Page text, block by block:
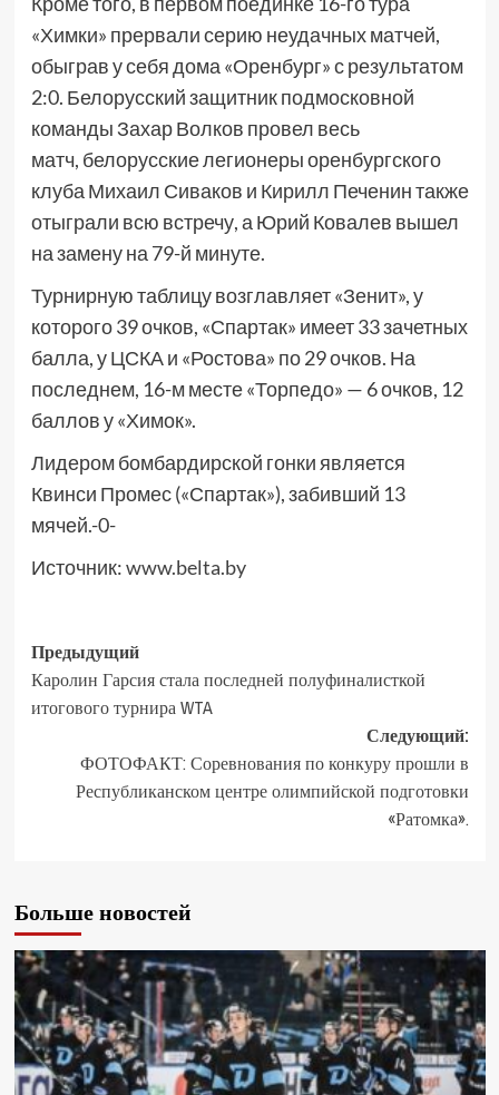
«Химки» прервали серию неудачных матчей,
обыграв у себя дома «Оренбург» с результатом
2:0. Белорусский защитник подмосковной
команды Захар Волков провел весь
матч, белорусские легионеры оренбургского
клуба Михаил Сиваков и Кирилл Печенин также
отыграли всю встречу, а Юрий Ковалев вышел
на замену на 79-й минуте.
Турнирную таблицу возглавляет «Зенит», у
которого 39 очков, «Спартак» имеет 33 зачетных
балла, у ЦСКА и «Ростова» по 29 очков. На
последнем, 16-м месте «Торпедо» — 6 очков, 12
баллов у «Химок».
Лидером бомбардирской гонки является
Квинси Промес («Спартак»), забивший 13
мячей.-0-
Источник:www.belta.by
Предыдущий
Каролин Гарсия стала последней полуфиналисткой
итогового турнира WTA
Следующий:
ФОТОФАКТ: Соревнования по конкуру прошли в
Республиканском центре олимпийской подготовки
«Ратомка».
Больше новостей